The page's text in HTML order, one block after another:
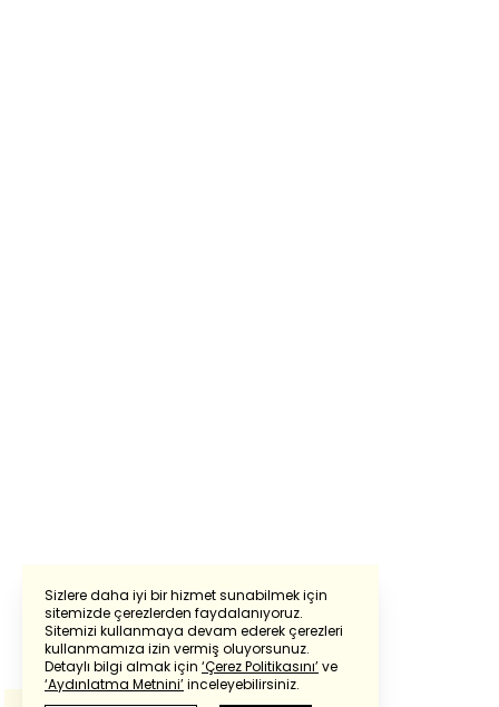
Sizlere daha iyi bir hizmet sunabilmek için
sitemizde çerezlerden faydalanıyoruz.
Sitemizi kullanmaya devam ederek çerezleri
kullanmamıza izin vermiş oluyorsunuz.
Detaylı bilgi almak için ‘Çerez Politikasını’ve
‘Aydınlatma Metnini’inceleyebilirsiniz.
Powered by Translate